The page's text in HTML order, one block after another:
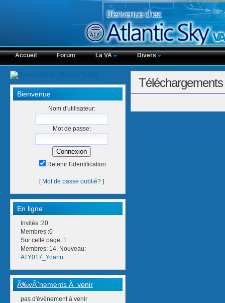
Accueil Forum La VA Divers
Bienvenue
Nom d'utilisateur:
Mot de passe:
Retenir l'identification
[ Mot de passe oublié? ]
En ligne
Invités :20
Membres :0
Sur cette page :1
Membres: 14, Nouveau:
ATY017_Yoann
Ã‰vÃ¨nements Ã venir
pas d'évènement à venir
Téléchargements